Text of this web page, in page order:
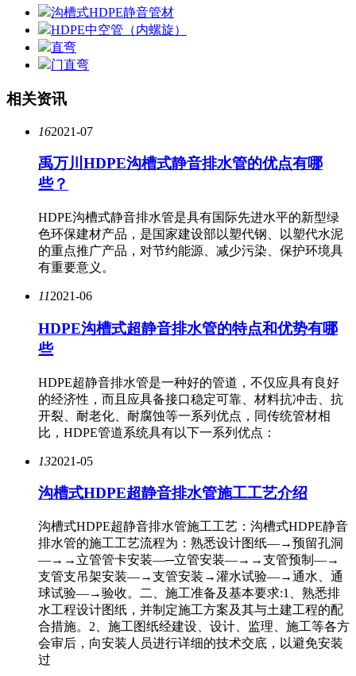
沟槽式HDPE静音管材
HDPE中空管（内螺旋）
直弯
门直弯
相关资讯
162021-07
禹万川HDPE沟槽式静音排水管的优点有哪
些？
HDPE沟槽式静音排水管是具有国际先进水平的新型绿
色环保建材产品，是国家建设部以塑代钢、以塑代水泥
的重点推广产品，对节约能源、减少污染、保护环境具
有重要意义。
112021-06
HDPE沟槽式超静音排水管的特点和优势有哪
些
HDPE超静音排水管是一种好的管道，不仅应具有良好
的经济性，而且应具备接口稳定可靠、材料抗冲击、抗
开裂、耐老化、耐腐蚀等一系列优点，同传统管材相
比，HDPE管道系统具有以下一系列优点：
132021-05
沟槽式HDPE超静音排水管施工工艺介绍
沟槽式HDPE超静音排水管施工工艺：沟槽式HDPE静音
排水管的施工工艺流程为：熟悉设计图纸—→预留孔洞
—→→立管管卡安装—─立管安装—→→支管预制—→
支管支吊架安装—→支管安装→灌水试验—→通水、通
球试验—→验收。二、施工准备及基本要求:1、熟悉排
水工程设计图纸，并制定施工方案及其与土建工程的配
合措施。2、施工图纸经建设、设计、监理、施工等各方
会审后，向安装人员进行详细的技术交底，以避免安装
过